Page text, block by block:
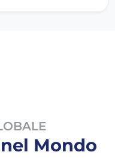
Mondo